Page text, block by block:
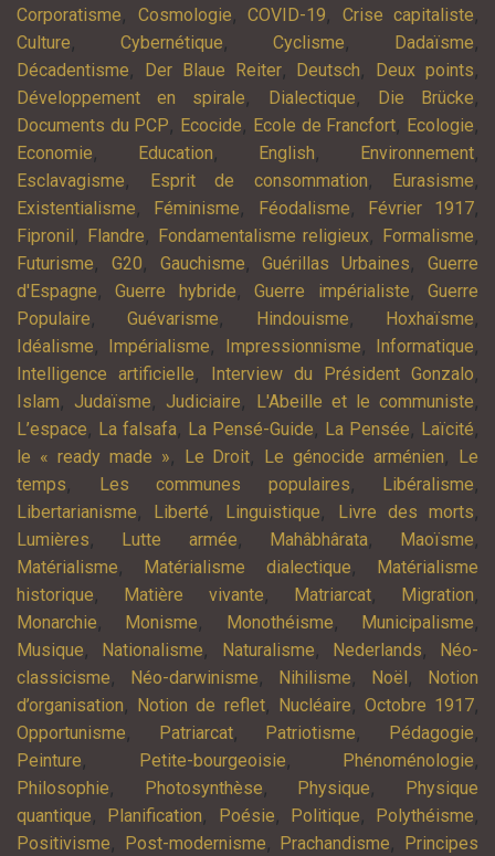
Corporatisme, Cosmologie, COVID-19, Crise capitaliste,
Culture, Cybernétique, Cyclisme, Dadaïsme,
Décadentisme, Der Blaue Reiter, Deutsch, Deux points,
Développement en spirale, Dialectique, Die Brücke,
Documents du PCP, Ecocide, Ecole de Francfort, Ecologie,
Economie, Education, English, Environnement,
Esclavagisme, Esprit de consommation, Eurasisme,
Existentialisme, Féminisme, Féodalisme, Février 1917,
Fipronil , Flandre, Fondamentalisme religieux, Formalisme,
Futurisme, G20, Gauchisme,Guérillas Urbaines,Guerre
d'Espagne,Guerre hybride,Guerre impérialiste,Guerre
Populaire,Guévarisme, Hindouisme, Hoxhaïsme,
Idéalisme, Impérialisme, Impressionnisme, Informatique,
Intelligence artificielle, Interview du Président Gonzalo,
Islam, Judaïsme, Judiciaire, L'Abeille et le communiste,
L’espace, La falsafa, La Pensé-Guide, La Pensée, Laïcité,
le « ready made », Le Droit, Le génocide arménien,
Le
temps, Les communes populaires, Libéralisme,
Libertarianisme, Liberté, Linguistique, Livre des morts,
Lumières, Lutte armée, Mahâbhârata, Maoïsme,
Matérialisme, Matérialisme dialectique,
Matérialisme
historique, Matière vivante, Matriarcat, Migration,
Monarchie, Monisme, Monothéisme, Municipalisme,
Musique, Nationalisme, Naturalisme, Nederlands,
Néo-
classicisme, Néo-darwinisme, Nihilisme, Noël ,
Notion
d’organisation, Notion de reflet, Nucléaire, Octobre 1917,
Opportunisme, Patriarcat, Patriotisme, Pédagogie,
Peinture, Petite-bourgeoisie, Phénoménologie,
Philosophie, Photosynthèse, Physique,
Physique
quantique, Planification, Poésie, Politique, Polythéisme,
Positivisme, Post-modernisme, Prachandisme, Principes